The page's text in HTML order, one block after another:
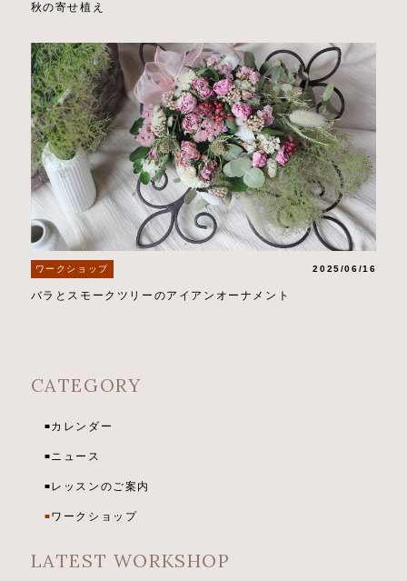
秋の寄せ植え
ワークショップ 2025/06/16
バラとスモークツリーのアイアンオーナメント
CATEGORY
■カレンダー
■ ニュース
■レッスンのご案内
■ワークショップ
LATEST WORKSHOP